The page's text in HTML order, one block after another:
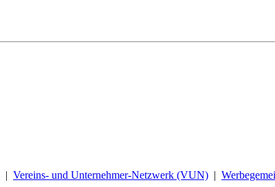
| Vereins- und Unternehmer-Netzwerk (VUN) |